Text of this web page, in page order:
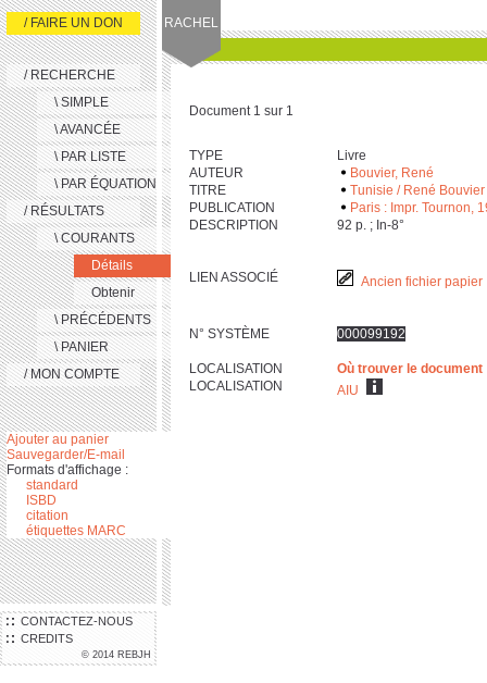
RACHEL
CONTACTEZ-NOUS
CREDITS
© 2014 REBJH
/ FAIRE UN DON
/ RECHERCHE
\ SIMPLE
\ AVANCÉE
\ PAR LISTE
\ PAR ÉQUATION
/ RÉSULTATS
\ COURANTS
Détails
Obtenir
\ PRÉCÉDENTS
\ PANIER
/ MON COMPTE
Ajouter au panier
Sauvegarder/E-mail
Formats d'affichage :
standard
ISBD
citation
étiquettes MARC
Document 1 sur 1
TYPE
Livre
AUTEUR
Bouvier, René
TITRE
Tunisie / René Bouvier
PUBLICATION
Paris : Impr. Tournon,
DESCRIPTION
‎9‎2 p. ; In-‎8°
LIEN ASSOCIÉ Ancien fichier papier
N° SYSTÈME 000099192
LOCALISATION
Où trouver le document
LOCALISATION
AIU